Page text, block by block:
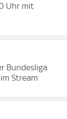
Uhr mit
Bundesliga
Stream